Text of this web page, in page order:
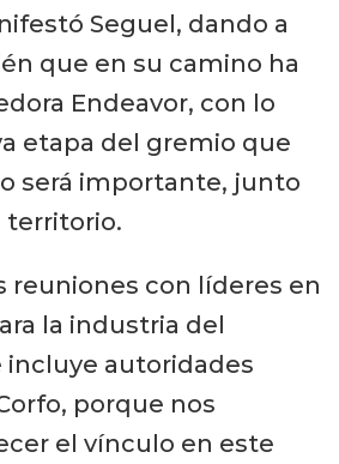
Seguel, dando a
que en su camino ha
Endeavor, con lo
etapa del gremio que
será importante, junto
territorio.
reuniones con líderes en
la industria del
incluye autoridades
porque nos
el vínculo en este